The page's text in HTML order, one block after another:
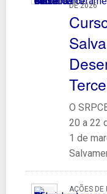
DE 2026
O
20 a 22
1 de
AÇÕES DE